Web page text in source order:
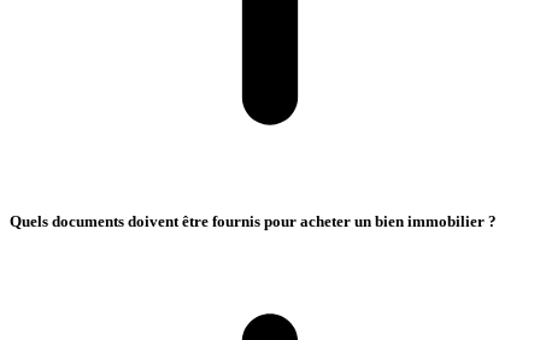
Quels documents doivent être fournis pour acheter un bien immobilier ?